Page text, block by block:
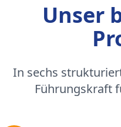
Unser
In sechs
Führungskraft